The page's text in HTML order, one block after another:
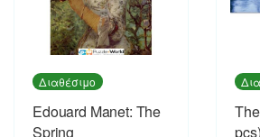
Διαθέσιμο
Εdouard Manet: The
Spring
pcs)